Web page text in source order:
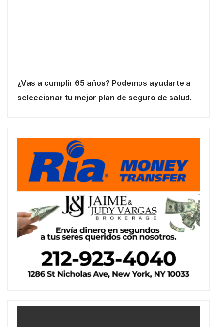
¿Vas a cumplir 65 años? Podemos ayudarte a
seleccionar tu mejor plan de seguro de salud.